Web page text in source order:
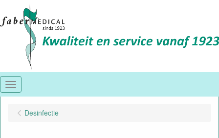
Menu
Desinfectie